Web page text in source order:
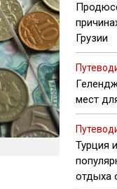
Грузии
мест
Турция
отдыха